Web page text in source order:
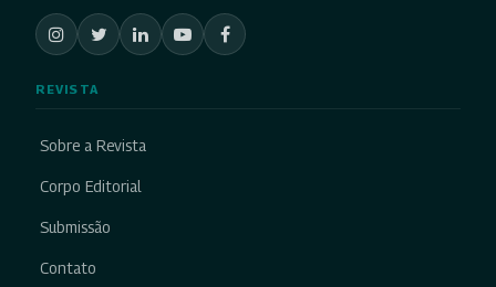
REVISTA
Sobre a Revista
Corpo Editorial
Submissão
Contato